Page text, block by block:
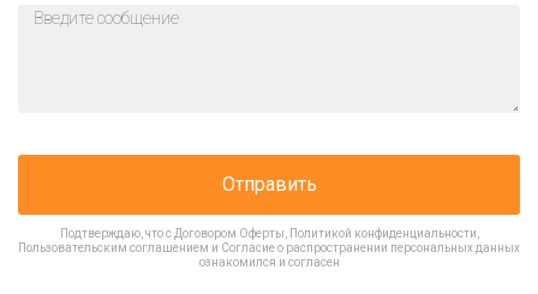
Отправить
Подтверждаю, что с Договором Оферты Политикой конфиденциальности
Пользовательским соглашением и Согласие о распространении персональных данных
ознакомился и согласен